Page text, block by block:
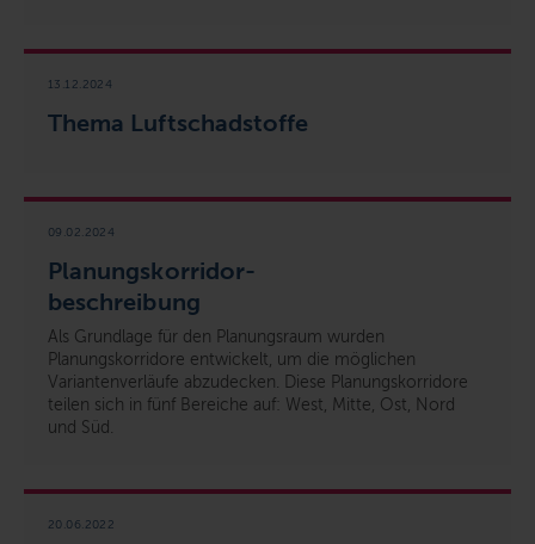
Thema Luftschadstoffe
13.12.2024
Planungskorridor-
beschreibung
09.02.2024
Als Grundlage für den Planungsraum wurden
Planungskorridore entwickelt, um die möglichen
Variantenverläufe abzudecken. Diese Planungskorridore
teilen sich in fünf Bereiche auf: West, Mitte, Ost, Nord
und Süd.
20.06.2022